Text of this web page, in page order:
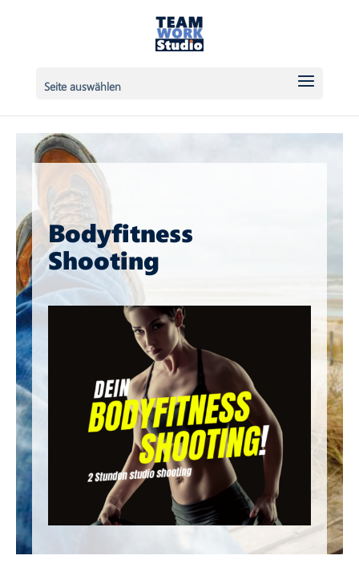
Seite auswählen
Bodyfitness
Shooting